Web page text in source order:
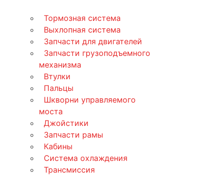
Тормозная система
Выхлопная система
Запчасти для двигателей
Запчасти грузоподъемного
механизма
Втулки
Пальцы
Шкворни управляемого
моста
Джойстики
Запчасти рамы
Кабины
Система охлаждения
Трансмиссия